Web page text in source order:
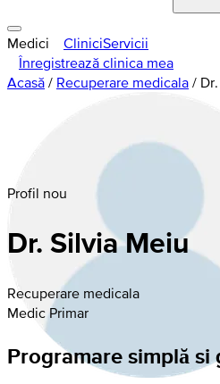
Medici CliniciServicii
Înregistrează clinica mea
Acasă / Recuperare medicala /
Profil nou
Dr. Silvia Meiu
Recuperare medicala
Medic Primar
Programare simplă si